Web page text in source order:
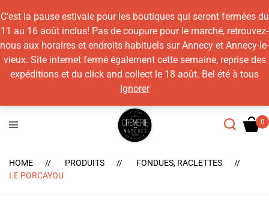
C'est la pause estivale pour les boutiques qui seront fermées du
11 au 16 août inclus! Pas de coupure pour le marché, retrouvez-
nous aux horaires et endroits habituels sur Annecy et Annecy-le-
vieux. Site internet fermé également cette semaine, reprise des
expéditions et du click and collect le 18 août. Bel été à tous
Ignorer
HOME PRODUITS
FONDUES, RACLETTES
LE PORCAYOU